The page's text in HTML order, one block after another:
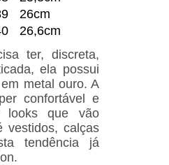
26cm
26,6cm
ter, discreta,
ela possui
metal ouro. A
confortável e
looks que vão
vestidos, calças
tendência j